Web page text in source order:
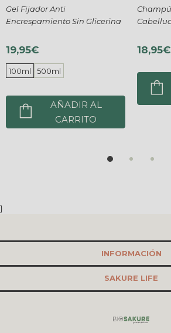
Champú Sólido Para Cuero
Cabelludo Normal, Pelo Fino
18,95€
CARRITO
Gel
}
INFORMACIÓN
SAKURE LIFE